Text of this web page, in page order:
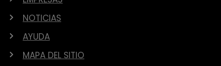
NOTICIAS
AYUDA
MAPA DEL SITIO